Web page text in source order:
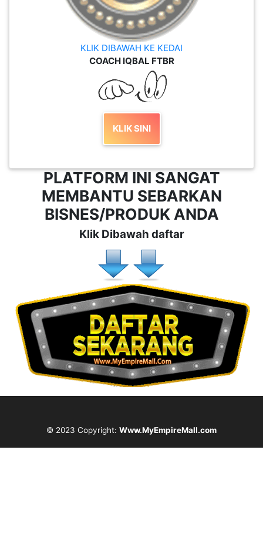
KLIK DIBAWAH KE KEDAI
COACH IQBAL FTBR
KLIK SINI
PLATFORM INI SANGAT
MEMBANTU SEBARKAN
BISNES/PRODUK ANDA
Klik Dibawah daftar
© 2023 Copyright: Www.MyEmpireMall.com